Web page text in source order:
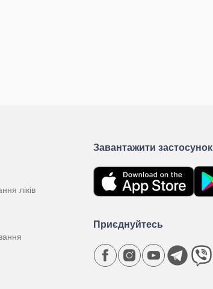
ліків
Завантажити застосунок
Приєднуйтесь